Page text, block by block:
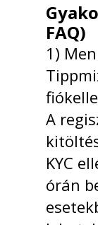
FAQ)
1)
A
KYC
órán